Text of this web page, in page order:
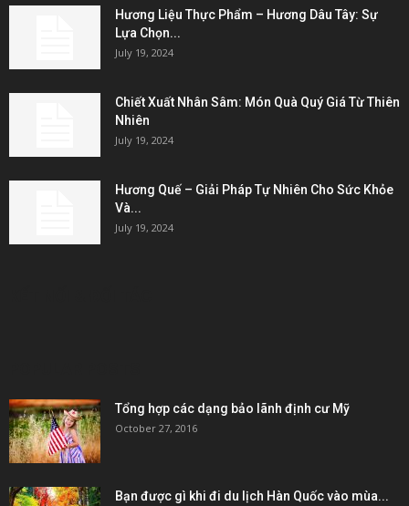
Hương Liệu Thực Phẩm – Hương Dâu Tây: Sự
Lựa Chọn...
July 19, 2024
Chiết Xuất Nhân Sâm: Món Quà Quý Giá Từ Thiên
Nhiên
July 19, 2024
Hương Quế – Giải Pháp Tự Nhiên Cho Sức Khỏe
Và...
July 19, 2024
Tổng hợp các dạng bảo lãnh định cư Mỹ
October 27, 2016
Bạn được gì khi đi du lịch Hàn Quốc vào mùa...